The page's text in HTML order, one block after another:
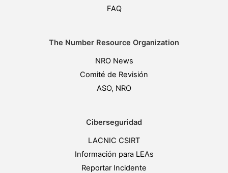
FAQ
The Number Resource Organization
NRO News
Comité de Revisión
ASO, NRO
Ciberseguridad
LACNIC CSIRT
Información para LEAs
Reportar Incidente